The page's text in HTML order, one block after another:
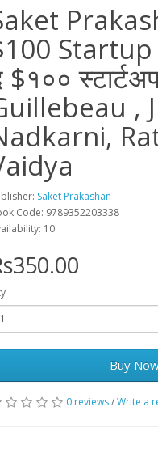
$१००
,
Saket Prakashan
Code: 9789352203338
10
Buy
0 reviews/Write a